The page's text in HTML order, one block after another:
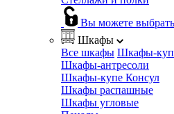
Вы можете
Шкафы
Все шкафы Шкафы-
Шкафы-антресоли
Шкафы-купе Консул
Шкафы распашные
Шкафы угловые